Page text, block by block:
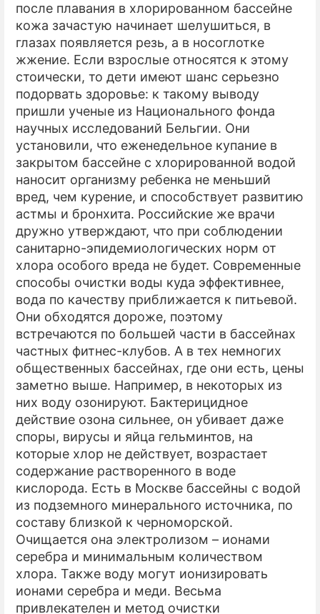
после плавания в хлорированном бассейне
кожа зачастую начинает шелушиться, в
глазах появляется резь, а в носоглотке
жжение. Если взрослые относятся к этому
стоически, то дети имеют шанс серьезно
подорвать здоровье: к такому выводу
пришли ученые из Национального фонда
научных исследований Бельгии. Они
установили, что еженедельное купание в
закрытом бассейне с хлорированной водой
наносит организму ребенка не меньший
вред, чем курение, и способствует развитию
астмы и бронхита. Российские же врачи
дружно утверждают, что при соблюдении
санитарно-эпидемиологических норм от
хлора особого вреда не будет. Современные
способы очистки воды куда эффективнее,
вода по качеству приближается к питьевой.
Они обходятся дороже, поэтому
встречаются по большей части в бассейнах
частных фитнес-клубов. А в тех немногих
общественных бассейнах, где они есть, цены
заметно выше. Например, в некоторых из
них воду озонируют. Бактерицидное
действие озона сильнее, он убивает даже
споры, вирусы и яйца гельминтов, на
которые хлор не действует, возрастает
содержание растворенного в воде
кислорода. Есть в Москве бассейны с водой
из подземного минерального источника, по
составу близкой к черноморской.
Очищается она электролизом – ионами
серебра и минимальным количеством
хлора. Также воду могут ионизировать
ионами серебра и меди. Весьма
привлекателен и метод очистки